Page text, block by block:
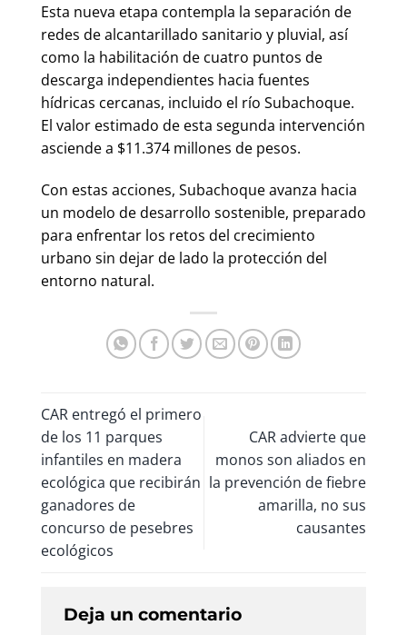
Esta nueva etapa contempla la separación de
redes de alcantarillado sanitario y pluvial, así
como la habilitación de cuatro puntos de
descarga independientes hacia fuentes
hídricas cercanas, incluido el río Subachoque.
El valor estimado de esta segunda intervención
asciende a $11.374 millones de pesos.
Con estas acciones, Subachoque avanza hacia
un modelo de desarrollo sostenible, preparado
para enfrentar los retos del crecimiento
urbano sin dejar de lado la protección del
entorno natural.
CAR entregó el primero
de los 11 parques
infantiles en madera
ecológica que recibirán
ganadores de
concurso de pesebres
ecológicos
CAR advierte que
monos son aliados en
la prevención de fiebre
amarilla, no sus
causantes
Deja un comentario